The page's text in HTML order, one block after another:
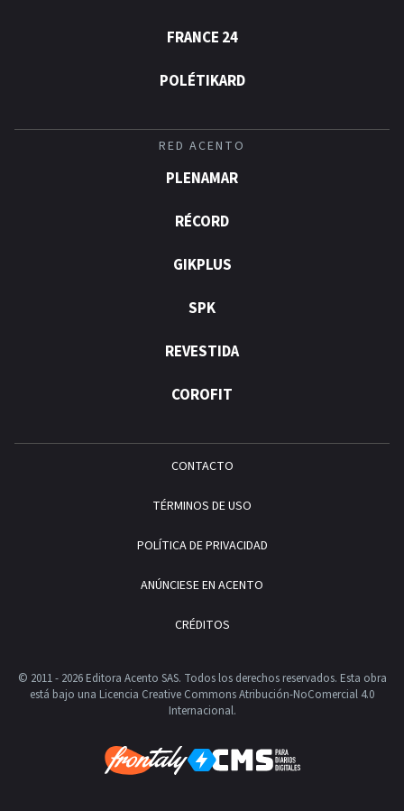
FRANCE 24
POLÉTIKARD
RED ACENTO
PLENAMAR
RÉCORD
GIKPLUS
SPK
REVESTIDA
COROFIT
CONTACTO
TÉRMINOS DE USO
POLÍTICA DE PRIVACIDAD
ANÚNCIESE EN ACENTO
CRÉDITOS
© 2011 - 2026 Editora Acento SAS. Todos los derechos reservados. Esta obra
está bajo una Licencia Creative Commons Atribución-NoComercial 4.0
Internacional.